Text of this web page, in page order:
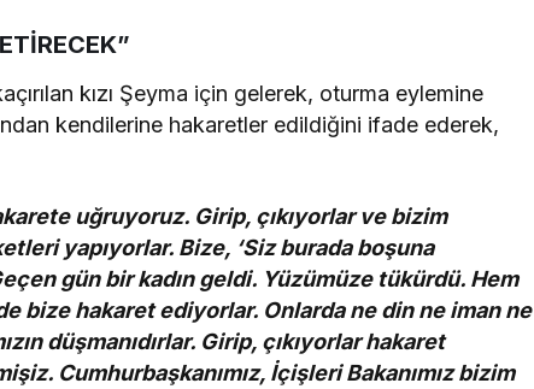
kızı Şeyma için gelerek, oturma eylemine
kendilerine hakaretler edildiğini ifade ederek,
uğruyoruz. Girip, çıkıyorlar ve bizim
yapıyorlar. Bize, ‘Siz burada boşuna
gün bir kadın geldi. Yüzümüze tükürdü. Hem
bize hakaret ediyorlar. Onlarda ne din ne iman ne
düşmanıdırlar. Girip, çıkıyorlar hakaret
Cumhurbaşkanımız, İçişleri Bakanımız bizim